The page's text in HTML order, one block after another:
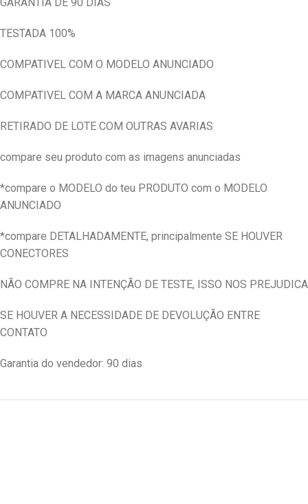
TESTADA 100%
COMPATIVEL COM O MODELO ANUNCIADO
COMPATIVEL COM A MARCA ANUNCIADA
RETIRADO DE LOTE COM OUTRAS AVARIAS
compare seu produto com as imagens anunciadas
*compare o MODELO do teu PRODUTO com o MODELO
ANUNCIADO
*compare DETALHADAMENTE, principalmente SE HOUVER
CONECTORES
NÃO COMPRE NA INTENÇÃO DE TESTE, ISSO NOS PREJUDICA
SE HOUVER A NECESSIDADE DE DEVOLUÇÃO ENTRE
CONTATO
Garantia do vendedor: 90 dias